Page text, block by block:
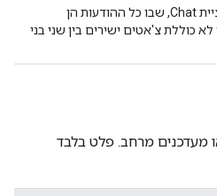
צ'אט ישיר בין אדם לבין אפליקציית Chat, שבו כל ההודעות הן
כוללת צ'אטים ישירים בין שני בני
מעדכנים מרחב. פלט בלבד